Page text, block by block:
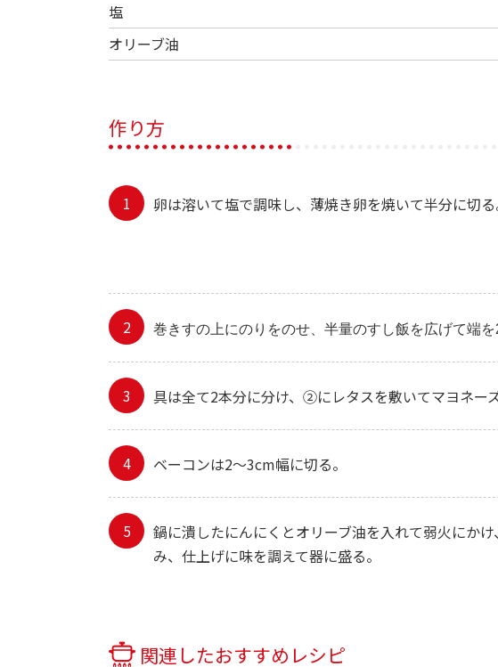
塩
オリーブ油
作り方
卵は溶いて塩で調味し、薄焼き卵を焼いて半分に切る
巻きすの上にのりをのせ、半量のすし飯を広げて端を
具は全て2本分に分け、②にレタスを敷いてマヨネー
ベーコンは2～3cm幅に切る。
鍋に潰したにんにくとオリーブ油を入れて弱火にか
み、仕上げに味を調えて器に盛る。
関連したおすすめレシピ